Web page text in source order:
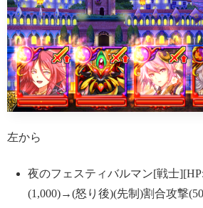
左から
夜のフェスティバルマン[戦士
(1,000)→(怒り後)(先制)割合攻撃